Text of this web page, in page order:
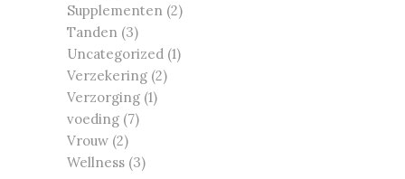
Supplementen (2)
Tanden (3)
Uncategorized (1)
Verzekering(2)
Verzorging(1)
voeding(7)
Vrouw(2)
Wellness(3)